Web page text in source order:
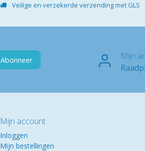
Veilige en verzekerde verzending met GLS
Abonneer
Mijn
Mijn account
Inloggen
Mijn bestellingen